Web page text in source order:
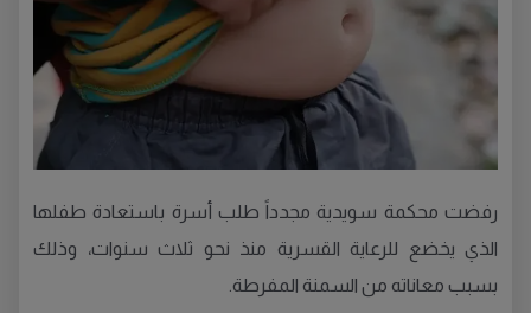
رفضت محكمة سويدية مجدداً طلب أسرة باستعادة طفلها
الذي يخضع للرعاية القسرية منذ نحو ثلاث سنوات، وذلك
بسبب معاناته من السمنة المفرطة.